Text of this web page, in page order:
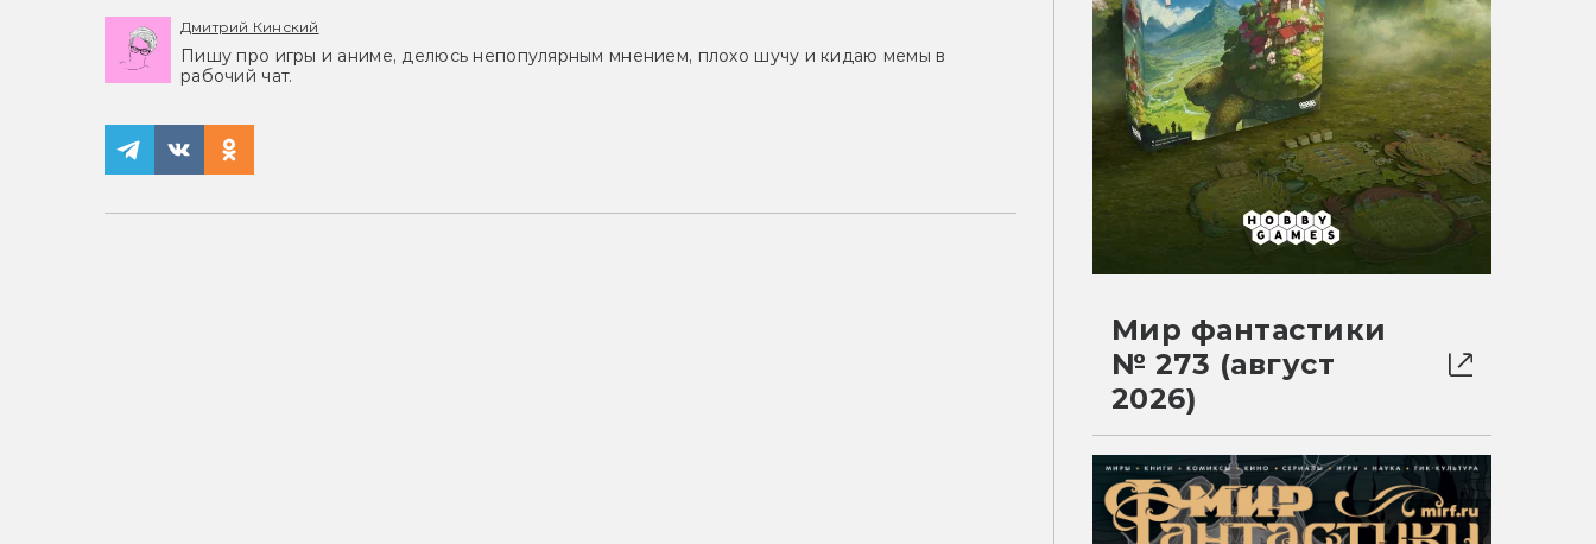
Дмитрий Кинский
Пишу про игры и аниме, делюсь непопулярным мнением, плохо шучу и кидаю мемы в
рабочий чат.
Мир фантастики
№ 273 (август
2026)